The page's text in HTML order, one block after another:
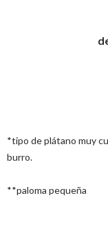
*tipo de plátano muy
burro.
**paloma pequeña